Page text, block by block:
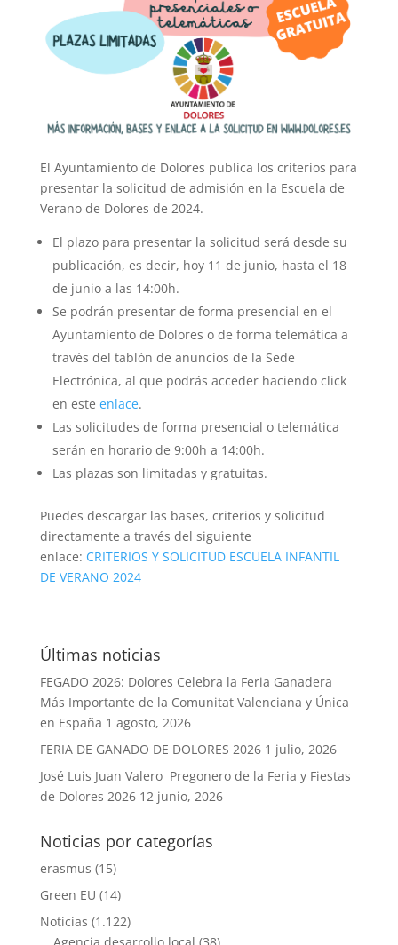
El Ayuntamiento de Dolores publica los criterios para
presentar la solicitud de admisión en la Escuela de
Verano de Dolores de 2024.
El plazo para presentar la solicitud será desde su
publicación, es decir, hoy 11 de junio, hasta el 18
de junio a las 14:00h.
Se podrán presentar de forma presencial en el
Ayuntamiento de Dolores o de forma telemática a
través del tablón de anuncios de la Sede
Electrónica, al que podrás acceder haciendo click
en este enlace.
Las solicitudes de forma presencial o telemática
serán en horario de 9:00h a 14:00h.
Las plazas son limitadas y gratuitas.
Puedes descargar las bases, criterios y solicitud
directamente a través del siguiente
enlace: CRITERIOS Y SOLICITUD ESCUELA INFANTIL
DE VERANO 2024
Últimas noticias
FEGADO 2026: Dolores Celebra la Feria Ganadera
Más Importante de la Comunitat Valenciana y Única
en España 1 agosto, 2026
FERIA DE GANADO DE DOLORES 2026 1 julio, 2026
José Luis Juan Valero Pregonero de la Feria y Fiestas
de Dolores 2026 12 junio, 2026
Noticias por categorías
erasmus (15)
Green EU (14)
Noticias (1.122)